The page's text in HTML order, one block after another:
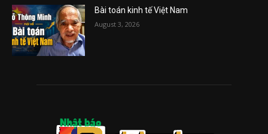
Bài toán kinh tế Việt Nam
August 3, 2026